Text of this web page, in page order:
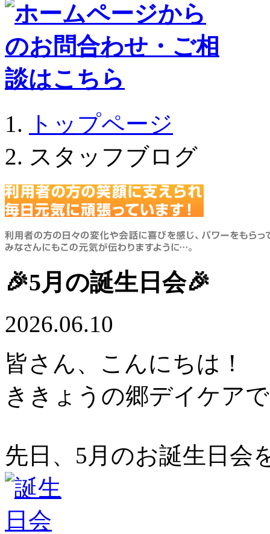
トップページ
スタッフブログ
🎉5月の誕生日会🎉
2026.06.10
皆さん、こんにちは！
ききょうの郷デイケア
先日、5月のお誕生日会